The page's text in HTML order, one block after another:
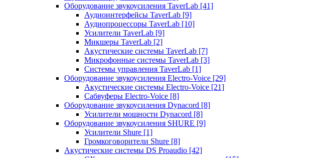
Оборудование звукоусиления TaverLab [41]
Аудиоинтерфейсы TaverLab [9]
Аудиопроцессоры TaverLab [10]
Усилители TaverLab [9]
Микшеры TaverLab [2]
Акустические системы TaverLab [7]
Микрофонные системы TaverLab [3]
Системы управления TaverLab [1]
Оборудование звукоусиления Electro-Voice [29]
Акустические системы Electro-Voice [21]
Сабвуферы Electro-Voice [8]
Оборудование звукоусиления Dynacord [8]
Усилители мощности Dynacord [8]
Оборудование звукоусиления SHURE [9]
Усилители Shure [1]
Громкоговорители Shure [8]
Акустические системы DS Proaudio [42]